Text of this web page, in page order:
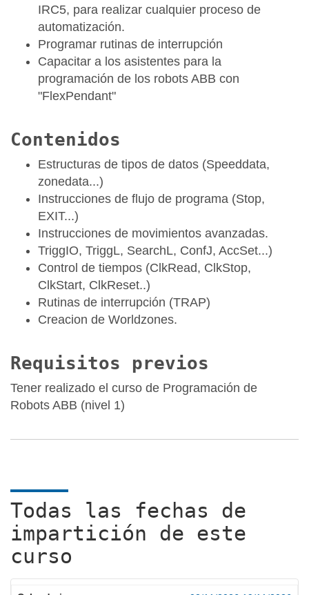
IRC5, para realizar cualquier proceso de
automatización.
Programar rutinas de interrupción
Capacitar a los asistentes para la
programación de los robots ABB con
"FlexPendant"
Contenidos
Estructuras de tipos de datos (Speeddata,
zonedata...)
Instrucciones de flujo de programa (Stop,
EXIT...)
Instrucciones de movimientos avanzadas.
TriggIO, TriggL, SearchL, ConfJ, AccSet...)
Control de tiempos (ClkRead, ClkStop,
ClkStart, ClkReset..)
Rutinas de interrupción (TRAP)
Creacion de Worldzones.
Requisitos previos
Tener realizado el curso de Programación de
Robots ABB (nivel 1)
Todas las fechas de
impartición de este
curso